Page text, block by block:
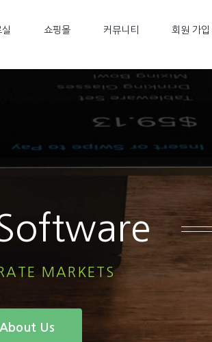
쇼핑몰 커뮤니티 회원 가입
MARKETS
About Us